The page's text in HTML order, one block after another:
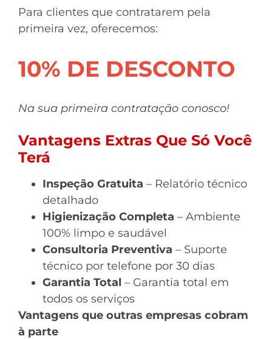
Para clientes que contratarem pela
primeira vez, oferecemos:
10% DE DESCONTO
Na sua primeira contratação conosco!
Vantagens Extras Que Só Você
Terá
Inspeção Gratuita – Relatório técnico
detalhado
Higienização Completa – Ambiente
100% limpo e saudável
Consultoria Preventiva – Suporte
técnico por telefone por 30 dias
Garantia Total – Garantia total em
todos os serviços
Vantagens que outras empresas cobram
à parte